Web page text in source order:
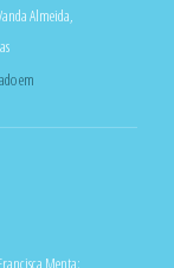
Almeida
em
Menta;